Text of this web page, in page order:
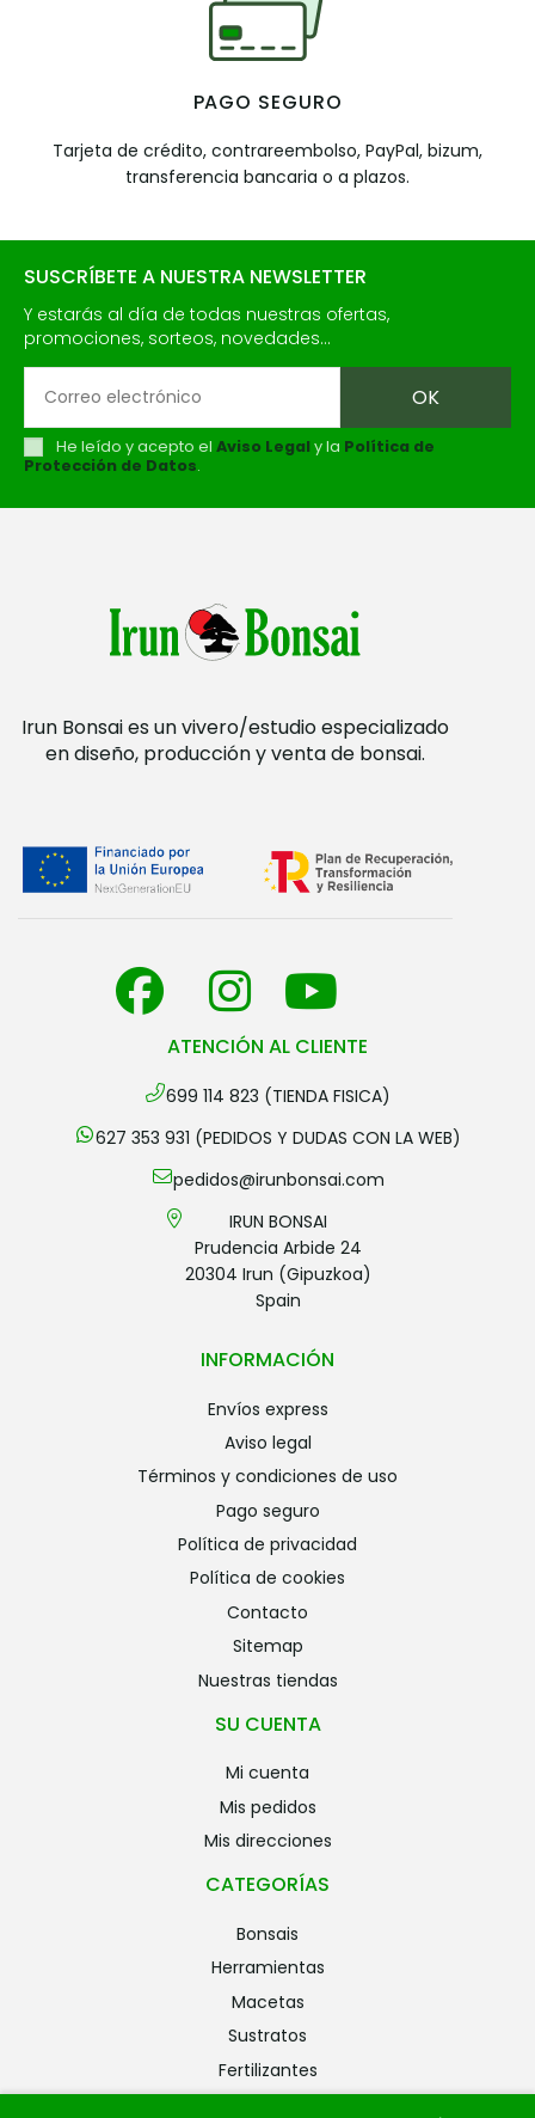
PAGO SEGURO
Tarjeta de crédito, contrareembolso, PayPal, bizum,
transferencia bancaria o a plazos.
SUSCRÍBETE A NUESTRA NEWSLETTER
Y estarás al día de todas nuestras ofertas,
promociones, sorteos, novedades...
He leído y acepto el Aviso Legaly la Política de
Protección de Datos.
Irun Bonsai es un vivero/estudio especializado
en diseño, producción y venta de bonsai.
ATENCIÓN AL CLIENTE
699 114 823 (TIENDA FISICA)
627 353 931 (PEDIDOS Y DUDAS CON LA WEB)
pedidos@irunbonsai.com
IRUN BONSAI
Prudencia Arbide 24
20304 Irun (Gipuzkoa)
Spain
INFORMACIÓN
envíos express
aviso legal
términos y condiciones de uso
pago seguro
política de privacidad
política de cookies
contacto
sitemap
nuestras tiendas
SU CUENTA
mi cuenta
mis pedidos
mis direcciones
CATEGORÍAS
bonsais
herramientas
macetas
sustratos
fertilizantes